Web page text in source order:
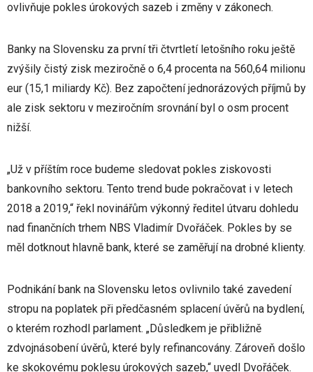
ovlivňuje pokles úrokových sazeb i změny v zákonech.
Banky na Slovensku za první tři čtvrtletí letošního roku ještě
zvýšily čistý zisk meziročně o 6,4 procenta na 560,64 milionu
eur (15,1 miliardy Kč). Bez započtení jednorázových příjmů by
ale zisk sektoru v meziročním srovnání byl o osm procent
nižší.
„Už v příštím roce budeme sledovat pokles ziskovosti
bankovního sektoru. Tento trend bude pokračovat i v letech
2018 a 2019,“ řekl novinářům výkonný ředitel útvaru dohledu
nad finančních trhem NBS Vladimír Dvořáček. Pokles by se
měl dotknout hlavně bank, které se zaměřují na drobné klienty.
Podnikání bank na Slovensku letos ovlivnilo také zavedení
stropu na poplatek při předčasném splacení úvěrů na bydlení,
o kterém rozhodl parlament. „Důsledkem je přibližně
zdvojnásobení úvěrů, které byly refinancovány. Zároveň došlo
ke skokovému poklesu úrokových sazeb,“ uvedl Dvořáček.